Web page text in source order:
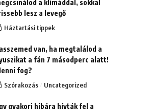
a klímáddal, sokkal
lesz a levegő
Háztartási tippek
van, ha megtalálod a
a fán 7 másodperc alatt!
fog?
Szórakozás Uncategorized
gyakori hibára hívták fel a